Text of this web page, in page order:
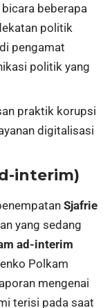
beberapa
politik
pengamat
politik yang
praktik korupsi
digitalisasi
interim)
Sjafrie
yang sedang
ad-interim
Polkam
mengenai
terisi pada saat